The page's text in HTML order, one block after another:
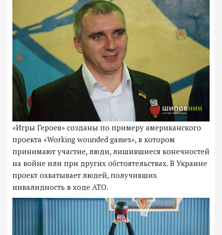
«Игры Героев» созданы по примеру американского
проекта «Working wounded games», в котором
принимают участие, люди, лишившиеся конечностей
на войне или при других обстоятельствах. В Украине
проект охватывает людей, получивших
инвалидность в ходе АТО.